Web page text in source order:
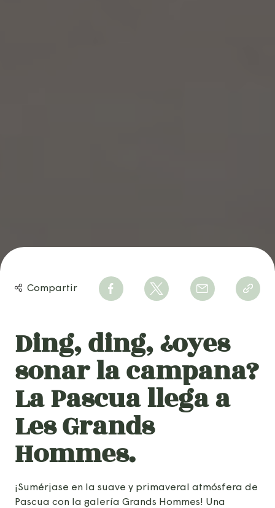
Compartir
Ding, ding, ¿oyes
sonar la campana?
La Pascua llega a
Les Grands
Hommes.
¡Sumérjase en la suave y primaveral atmósfera de
Pascua con la galería Grands Hommes! Una